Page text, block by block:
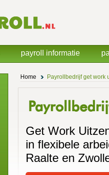
Home Payrollbedrijf get work
Get Work
in flexibele
Raalte en
payroll informatie